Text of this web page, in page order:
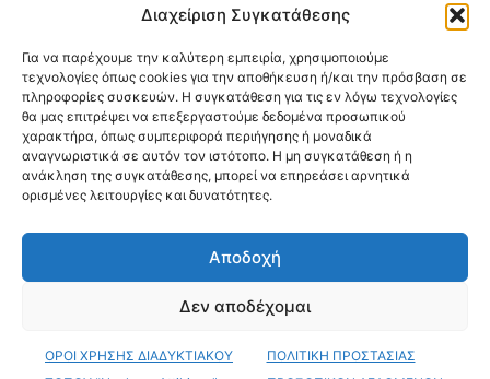
Διαχείριση Συγκατάθεσης
Για να παρέχουμε την καλύτερη εμπειρία, χρησιμοποιούμε
τεχνολογίες όπως cookies για την αποθήκευση ή/και την πρόσβαση σε
πληροφορίες συσκευών. Η συγκατάθεση για τις εν λόγω τεχνολογίες
θα μας επιτρέψει να επεξεργαστούμε δεδομένα προσωπικού
χαρακτήρα, όπως συμπεριφορά περιήγησης ή μοναδικά
αναγνωριστικά σε αυτόν τον ιστότοπο. Η μη συγκατάθεση ή η
ανάκληση της συγκατάθεσης, μπορεί να επηρεάσει αρνητικά
ορισμένες λειτουργίες και δυνατότητες.
Αποδοχή
Δεν αποδέχομαι
ΟΡΟΙ ΧΡΗΣΗΣ ΔΙΑΔΥΚΤΙΑΚΟΥ
ΠΟΛΙΤΙΚΗ ΠΡΟΣΤΑΣΙΑΣ
Επικοινωνία:info@neologosattikis.gr
ΑΚΟΛΟΥΘΗΣΕ ΜΑΣ
Videos Όροι Χρήσης
© Copyright 2026 ΝΕΟΛΟΓΟΣ ΑΤΤΙΚΗΣ • All Rights Reserved •